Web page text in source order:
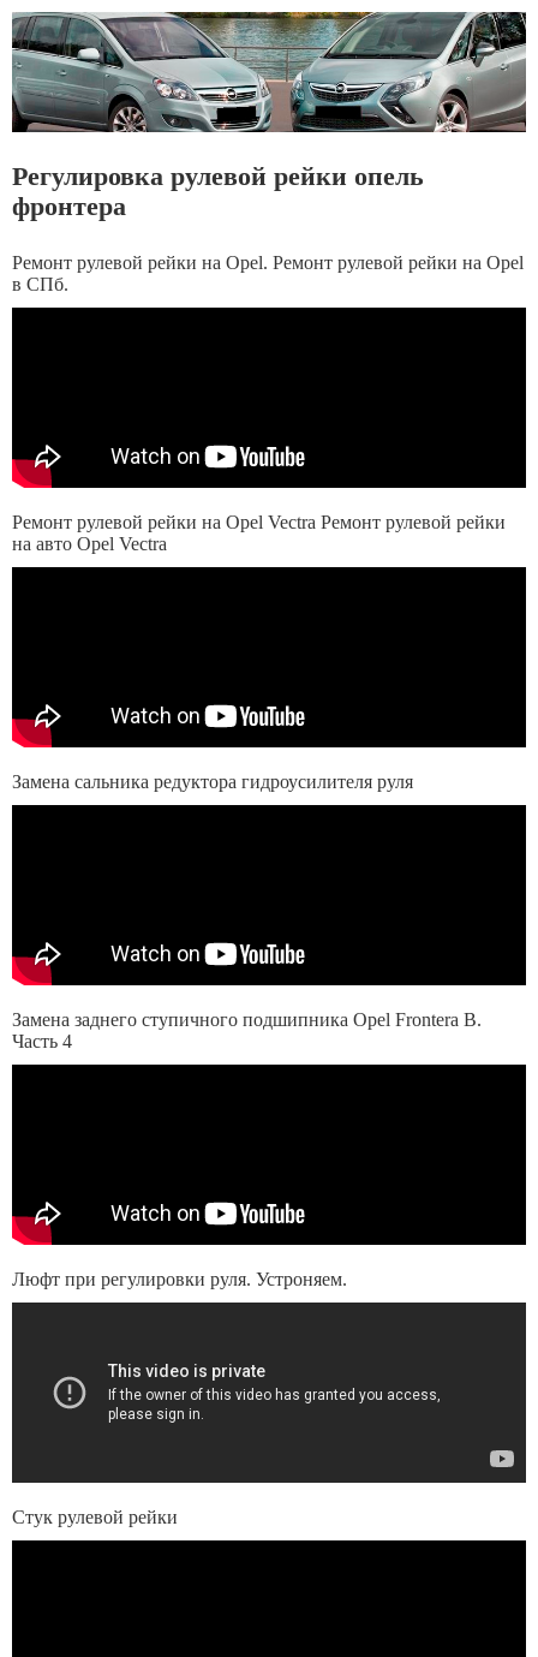
Регулировка рулевой рейки опель
фронтера
Ремонт рулевой рейки на Opel. Ремонт рулевой рейки на Opel
в СПб.
Ремонт рулевой рейки на Opel Vectra Ремонт рулевой рейки
на авто Opel Vectra
Замена сальника редуктора гидроусилителя руля
Замена заднего ступичного подшипника Opel Frontera B.
Часть 4
Люфт при регулировки руля. Устроняем.
Стук рулевой рейки